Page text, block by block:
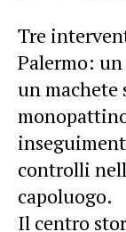
Tre
Palermo:
un machete
controlli
capoluogo.
Il centro